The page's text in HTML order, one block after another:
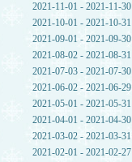
2021-11-01 - 2021-11-30
2021-10-01 - 2021-10-31
2021-09-01 - 2021-09-30
2021-08-02 - 2021-08-31
2021-07-03 - 2021-07-30
2021-06-02 - 2021-06-29
2021-05-01 - 2021-05-31
2021-04-01 - 2021-04-30
2021-03-02 - 2021-03-31
2021-02-01 - 2021-02-27